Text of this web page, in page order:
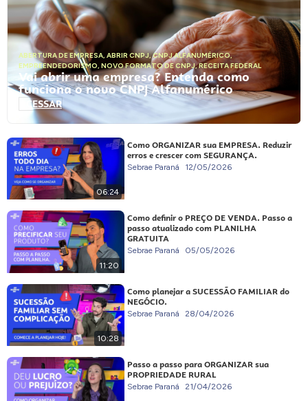
ABERTURA DE EMPRESA, ABRIR CNPJ,CNPJ ALFANUMÉRICO,
EMPREENDEDORISMO, NOVO FORMATO DE CNPJ,RECEITA FEDERAL
Vai abrir uma empresa? Entenda como
funciona o novo CNPJ Alfanumérico
ACESSAR
06:24
Como ORGANIZAR sua EMPRESA. Reduzir
erros e crescer com SEGURANÇA.
Sebrae Paraná 12/05/2026
11:20
Como definir o PREÇO DE VENDA. Passo a
passo atualizado com PLANILHA
GRATUITA
Sebrae Paraná 05/05/2026
10:28
Como planejar a SUCESSÃO FAMILIAR do
NEGÓCIO.
Sebrae Paraná 28/04/2026
Passo a passo para ORGANIZAR sua
PROPRIEDADE RURAL
Sebrae Paraná 21/04/2026